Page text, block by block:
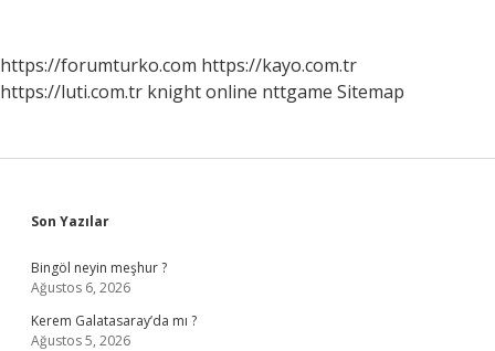
https://forumturko.com https://kayo.com.tr
https://luti.com.tr knight online nttgame Sitemap
Sidebar
Son Yazılar
Bingöl neyin meşhur ?
Ağustos 6, 2026
Kerem Galatasaray’da mı ?
Ağustos 5, 2026